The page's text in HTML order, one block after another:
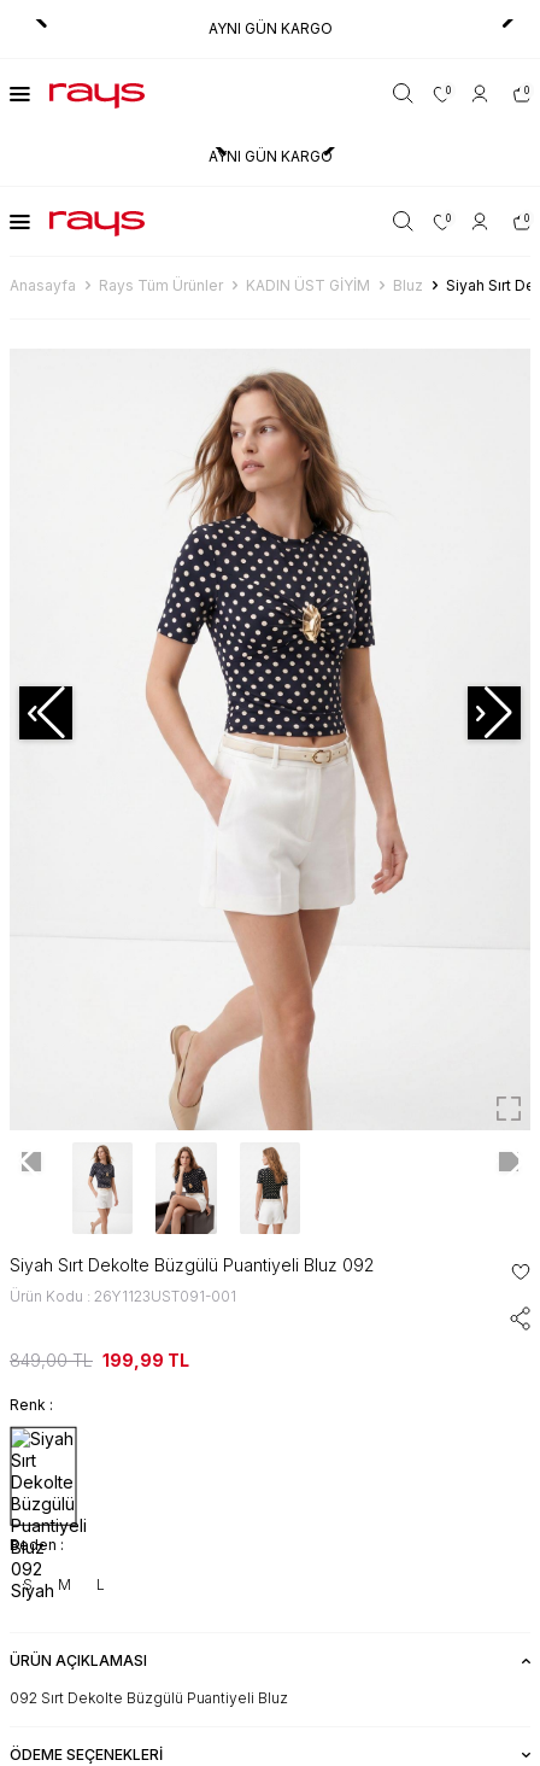
AYNI GÜN KARGO
0 0
AYNI GÜN KARGO
0 0
Anasayfa Rays Tüm Ürünler KADIN ÜST GİYİM Bluz Siyah Sırt
Siyah Sırt Dekolte Büzgülü Puantiyeli Bluz 092
Ürün Kodu : 26Y1123UST091-001
849,00TL 199,99 TL
Renk :
Beden :
S M L
ÜRÜN AÇIKLAMASI
092 Sırt Dekolte Büzgülü Puantiyeli Bluz
ÖDEME SEÇENEKLERI